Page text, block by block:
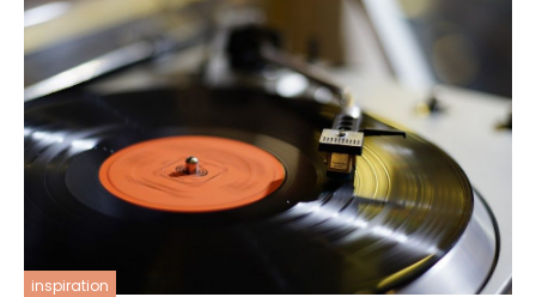
inspiration